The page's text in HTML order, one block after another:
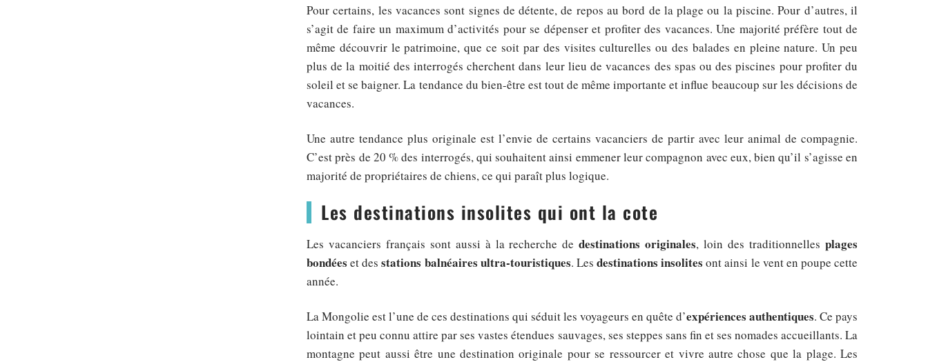
Pour certains, les vacances sont signes de détente, de repos au bord de la plage ou la piscine. Pour d’autres, il
s’agit de faire un maximum d’activités pour se dépenser et profiter des vacances. Une majorité préfère tout de
même découvrir le patrimoine, que ce soit par des visites culturelles ou des balades en pleine nature. Un peu
plus de la moitié des interrogés cherchent dans leur lieu de vacances des spas ou des piscines pour profiter du
soleil et se baigner. La tendance du bien-être est tout de même importante et influe beaucoup sur les décisions de
vacances.
Une autre tendance plus originale est l’envie de certains vacanciers de partir avec leur animal de compagnie.
C’est près de 20 % des interrogés, qui souhaitent ainsi emmener leur compagnon avec eux, bien qu’il s’agisse en
majorité de propriétaires de chiens, ce qui paraît plus logique.
Les destinations insolites qui ont la cote
Les vacanciers français sont aussi à la recherche dedestinations originales, loin des traditionnellesplages
bondées et desstations balnéaires ultra-touristiques. Les destinations insolites ont ainsi le vent en poupe cette
année.
La Mongolie est l’une de ces destinations qui séduit les voyageurs en quête d’expériences authentiques. Ce pays
lointain et peu connu attire par ses vastes étendues sauvages, ses steppes sans fin et ses nomades accueillants. La
montagne peut aussi être une destination originale pour se ressourcer et vivre autre chose que la plage. Les